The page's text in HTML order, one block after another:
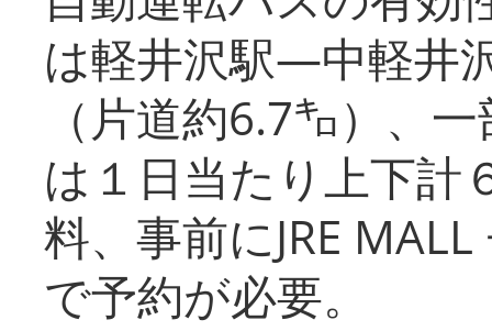
は軽井沢駅―中軽井
（片道約6.7㌔）、
は１日当たり上下計
料、事前にJRE
で予約が必要。